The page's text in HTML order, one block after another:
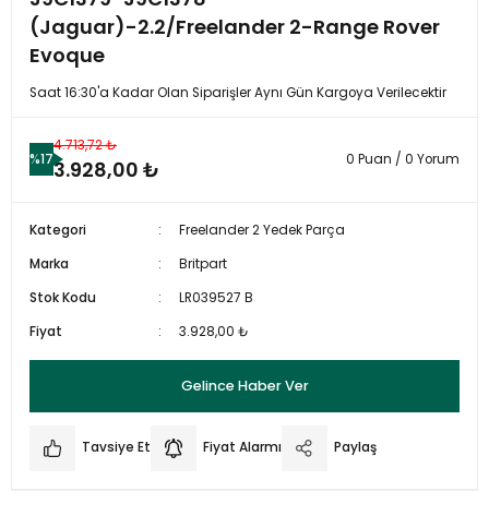
(Jaguar)-2.2/Freelander 2-Range Rover
Evoque
Saat 16:30'a Kadar Olan Siparişler Aynı Gün Kargoya Verilecektir
%17
4.713,72 ₺
3.928,00 ₺ 0 Puan / 0 Yorum
Kategori
Freelander 2 Yedek Parça
Marka
Britpart
Stok Kodu
LR039527 B
Fiyat
3.928,00 ₺
Gelince Haber Ver
Tavsiye Et Fiyat Alarmı Paylaş